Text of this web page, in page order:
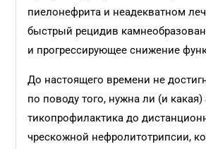
пиелонефрита и не­адекватном
быстрый рецидив
и прогрессирующее снижение
До настоящего времени не
по поводу того, нужна ли (и
тикопрофилактика до
чрескожной нефролитотрипсии,